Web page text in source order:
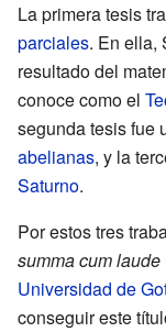
La primera tesis
parciales. En ella,
resultado del
conoce como el
segunda tesis fue
abelianas, y la
Saturno.
Por estos tres
summa cum laude
Universidad de
conseguir este